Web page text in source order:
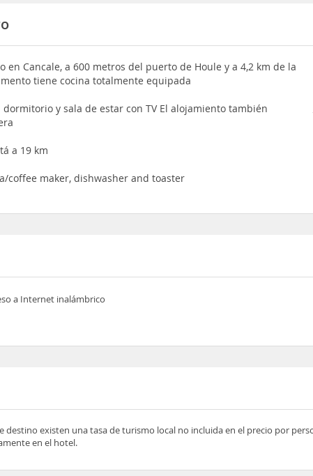
en Cancale, a 600 metros del puerto de Houle y a 4,2 km de la
tiene cocina totalmente equipada
y sala de estar con TV El alojamiento también
a 19 km
coffee maker, dishwasher and toaster
a Internet inalámbrico
destino existen una tasa de turismo local no incluida en el precio por
en el hotel.